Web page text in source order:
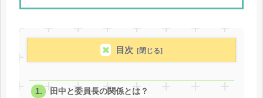
目次
田中と委員長の関係とは？